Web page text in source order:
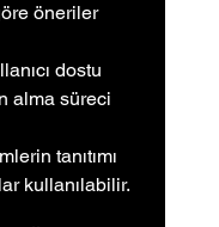
öneriler
dostu
alma süreci
tanıtımı
kullanılabilir.